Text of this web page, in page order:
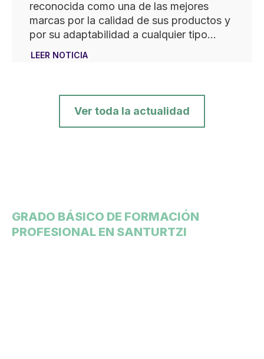
reconocida como una de las mejores
marcas por la calidad de sus productos y
por su adaptabilidad a cualquier tipo…
LEER NOTICIA
Ver toda la actualidad
GRADO BÁSICO DE FORMACIÓN
PROFESIONAL EN SANTURTZI